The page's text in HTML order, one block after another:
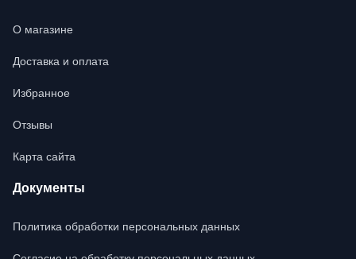
О магазине
Доставка и оплата
Избранное
Отзывы
Карта сайта
Документы
Политика обработки персональных данных